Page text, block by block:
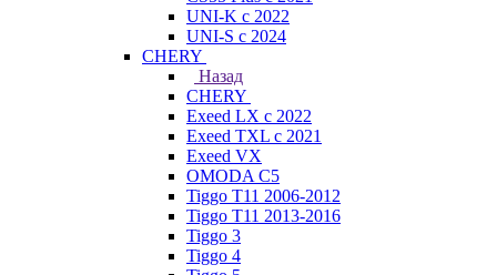
UNI-K с 2022
UNI-S с 2024
CHERY
Назад
CHERY
Exeed LX с 2022
Exeed TXL с 2021
Exeed VX
OMODA C5
Tiggo T11 2006-2012
Tiggo T11 2013-2016
Tiggo 3
Tiggo 4